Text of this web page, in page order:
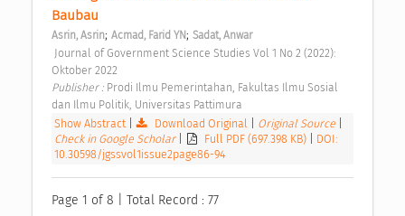
Baubau
Asrin, Asrin; Acmad, Farid YN; Sadat, Anwar
Oktober 2022
Publisher : Prodi Ilmu Pemerintahan, Fakultas Ilmu Sosial
dan Ilmu Politik, Universitas Pattimura
Show Abstract
Download Original Original Source
Check in Google Scholar
Full PDF (697.398 KB)
DOI:
10.30598/jgssvol1issue2page86-94
Page 1 of 8 | Total Record : 77